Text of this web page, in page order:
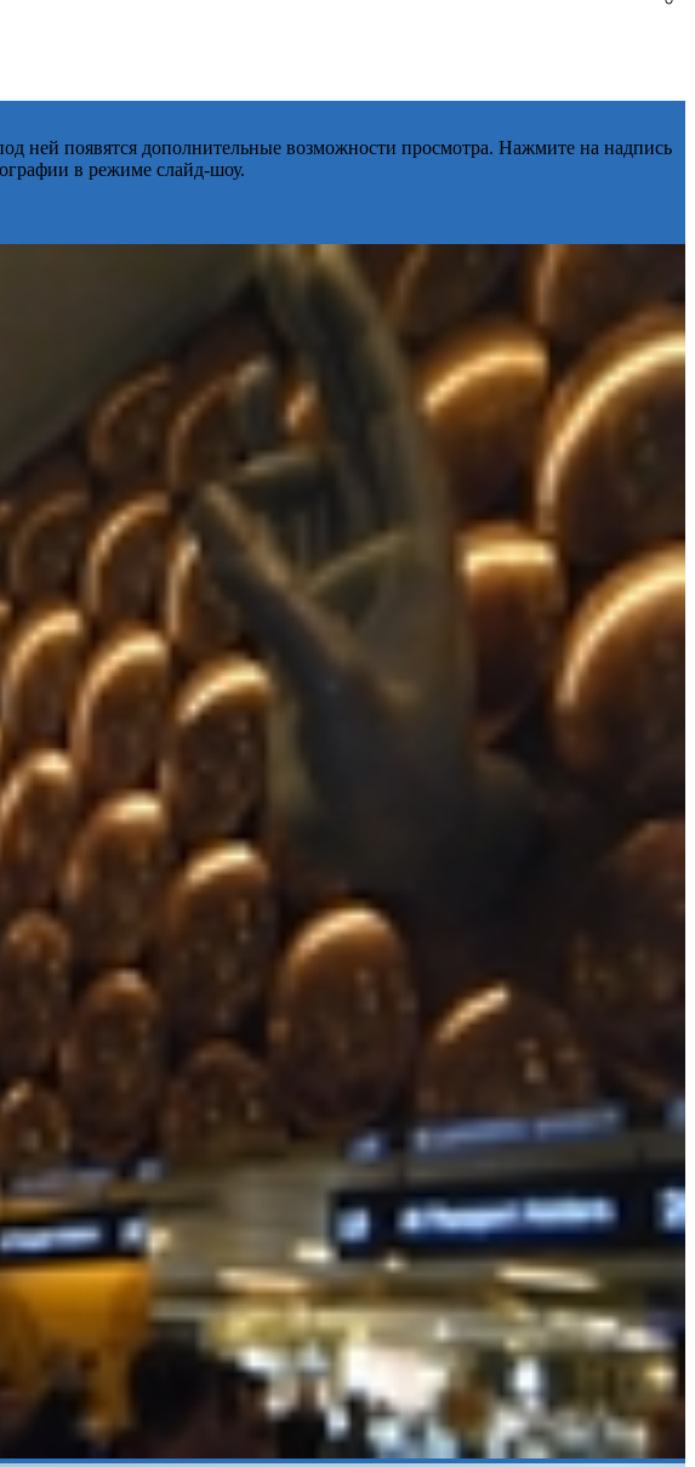
ней появятся дополнительные возможности просмотра. Нажмите на надпись
в режиме слайд-шоу.